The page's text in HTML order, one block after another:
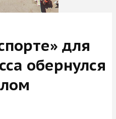
для
обернулся